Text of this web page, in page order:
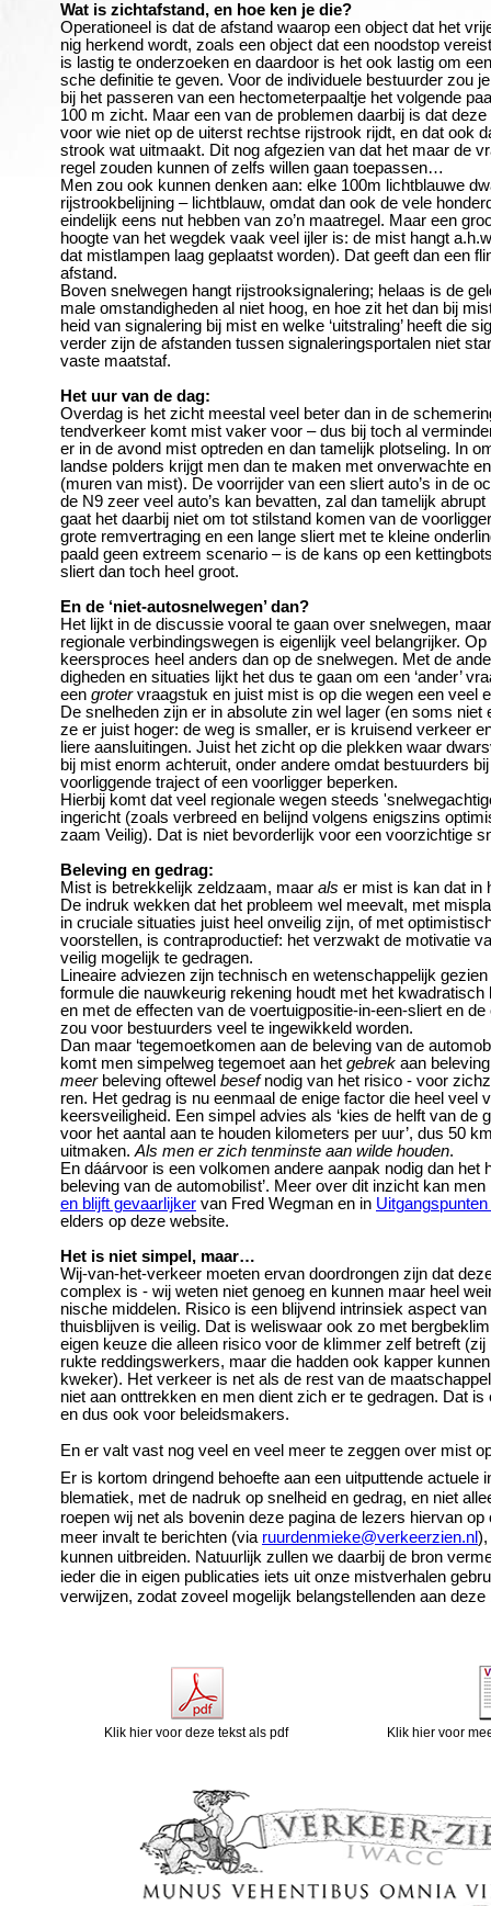
Wat is zichtafstand, en hoe ken je die?
Operationeel is dat de afstand waarop een object dat het
nig herkend wordt, zoals een object dat een noodstop
is lastig te onderzoeken en daardoor is het ook lastig om
sche definitie te geven. Voor de individuele bestuurder zou
bij het passeren van een hectometerpaaltje het volgende
100 m zicht. Maar een van de problemen daarbij is dat
voor wie niet op de uiterst rechtse rijstrook rijdt, en dat ook
strook wat uitmaakt. Dit nog afgezien van dat het maar de
regel zouden kunnen of zelfs willen gaan toepassen…
Men zou ook kunnen denken aan: elke 100m lichtblauwe
rijstrookbelijning – lichtblauw, omdat dan ook de vele
eindelijk eens nut hebben van zo’n maatregel. Maar een
hoogte van het wegdek vaak veel ijler is: de mist hangt
dat mistlampen laag geplaatst worden). Dat geeft dan een
afstand.
Boven snelwegen hangt rijstrooksignalering; helaas is de
male omstandigheden al niet hoog, en hoe zit het dan bij
heid van signalering bij mist en welke ‘uitstraling’ heeft die
verder zijn de afstanden tussen signaleringsportalen niet
vaste maatstaf.
Het uur van de dag:
Overdag is het zicht meestal veel beter dan in de
tendverkeer komt mist vaker voor – dus bij toch al
er in de avond mist optreden en dan tamelijk plotseling. In
landse polders krijgt men dan te maken met onverwachte
(muren van mist). De voorrijder van een sliert auto’s in de
de N9 zeer veel auto’s kan bevatten, zal dan tamelijk
gaat het daarbij niet om tot stilstand komen van de
grote remvertraging en een lange sliert met te kleine
paald geen extreem scenario – is de kans op een
sliert dan toch heel groot.
En de ‘niet-autosnelwegen’ dan?
Het lijkt in de discussie vooral te gaan over snelwegen,
regionale verbindingswegen is eigenlijk veel belangrijker.
keersproces heel anders dan op de snelwegen. Met de
digheden en situaties lijkt het dus te gaan om een ‘ander’
een grotervraagstuk en juist mist is op die wegen een veel
De snelheden zijn er in absolute zin wel lager (en soms
ze er juist hoger: de weg is smaller, er is kruisend verkeer
liere aansluitingen. Juist het zicht op die plekken waar
bij mist enorm achteruit, onder andere omdat bestuurders
voorliggende traject of een voorligger beperken.
Hierbij komt dat veel regionale wegen steeds
ingericht (zoals verbreed en belijnd volgens enigszins
zaam Veilig). Dat is niet bevorderlijk voor een voorzichtige
Beleving en gedrag:
Mist is betrekkelijk zeldzaam, maar als er mist is kan dat in
De indruk wekken dat het probleem wel meevalt, met
in cruciale situaties juist heel onveilig zijn, of met
voorstellen, is contraproductief: het verzwakt de motivatie
veilig mogelijk te gedragen.
Lineaire adviezen zijn technisch en wetenschappelijk
formule die nauwkeurig rekening houdt met het
en met de effecten van de voertuigpositie-in-een-sliert en
zou voor bestuurders veel te ingewikkeld worden.
Dan maar ‘tegemoetkomen aan de beleving van de
komt men simpelweg tegemoet aan het gebrek aan
meerbeleving oftewel besefnodig van het risico - voor
ren. Het gedrag is nu eenmaal de enige factor die heel veel
keersveiligheid. Een simpel advies als ‘kies de helft van de
voor het aantal aan te houden kilometers per uur’, dus 50
uitmaken. Als men er zich tenminste aan wilde houden.
En dáárvoor is een volkomen andere aanpak nodig dan het
beleving van de automobilist’. Meer over dit inzicht kan
en blijft gevaarlijker van Fred Wegman en in
elders op deze website.
Het is niet simpel, maar…
Wij-van-het-verkeer moeten ervan doordrongen zijn dat
complex is - wij weten niet genoeg en kunnen maar heel
nische middelen. Risico is een blijvend intrinsiek aspect
thuisblijven is veilig. Dat is weliswaar ook zo met
eigen keuze die alleen risico voor de klimmer zelf betreft
rukte reddingswerkers, maar die hadden ook kapper
kweker). Het verkeer is net als de rest van de
niet aan onttrekken en men dient zich er te gedragen. Dat
en dus ook voor beleidsmakers.
En er valt vast nog veel en veel meer te zeggen over mist
Er is kortom dringend behoefte aan een uitputtende actuele
blematiek, met de nadruk op snelheid en gedrag, en niet
roepen wij net als bovenin deze pagina de lezers hiervan
meer invalt te berichten (via ruurdenmieke@verkeerzien.nl),
kunnen uitbreiden. Natuurlijk zullen we daarbij de bron
ieder die in eigen publicaties iets uit onze mistverhalen
verwijzen, zodat zoveel mogelijk belangstellenden aan
Klik hier voor deze tekst als pdf Klik hier voor meer